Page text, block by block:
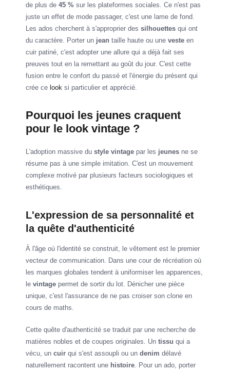
de plus de 45 % sur les plateformes sociales. Ce n'est pas
juste un effet de mode passager, c'est une lame de fond.
Les ados cherchent à s'approprier des silhouettes qui ont
du caractère. Porter un jean taille haute ou une veste en
cuir patiné, c'est adopter une allure qui a déjà fait ses
preuves tout en la remettant au goût du jour. C'est cette
fusion entre le confort du passé et l'énergie du présent qui
crée ce look si particulier et apprécié.
Pourquoi les jeunes craquent
pour le look vintage ?
L'adoption massive du style vintage par les jeunes ne se
résume pas à une simple imitation. C'est un mouvement
complexe motivé par plusieurs facteurs sociologiques et
esthétiques.
L'expression de sa personnalité et
la quête d'authenticité
À l'âge où l'identité se construit, le vêtement est le premier
vecteur de communication. Dans une cour de récréation où
les marques globales tendent à uniformiser les apparences,
le vintage permet de sortir du lot. Dénicher une pièce
unique, c'est l'assurance de ne pas croiser son clone en
cours de maths.
Cette quête d'authenticité se traduit par une recherche de
matières nobles et de coupes originales. Un tissu qui a
vécu, un cuir qui s'est assoupli ou un denim délavé
naturellement racontent une histoire. Pour un ado, porter